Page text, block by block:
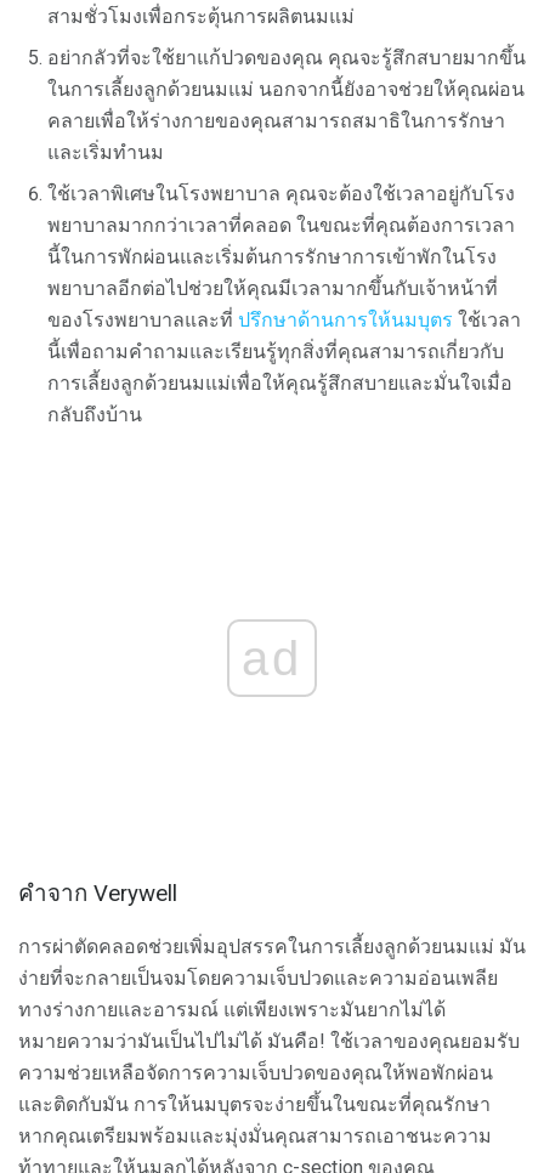
สามชั่วโมงเพื่อกระตุ้นการผลิตนมแม่
อย่ากลัวที่จะใช้ยาแก้ปวดของคุณ คุณจะรู้สึกสบายมากขึ้น
ในการเลี้ยงลูกด้วยนมแม่ นอกจากนี้ยังอาจช่วยให้คุณผ่อน
คลายเพื่อให้ร่างกายของคุณสามารถสมาธิในการรักษา
และเริ่มทำนม
ใช้เวลาพิเศษในโรงพยาบาล คุณจะต้องใช้เวลาอยู่กับโรง
พยาบาลมากกว่าเวลาที่คลอด ในขณะที่คุณต้องการเวลา
นี้ในการพักผ่อนและเริ่มต้นการรักษาการเข้าพักในโรง
พยาบาลอีกต่อไปช่วยให้คุณมีเวลามากขึ้นกับเจ้าหน้าที่
ของโรงพยาบาลและที่ ปรึกษาด้านการให้นมบุตร ใช้เวลา
นี้เพื่อถามคำถามและเรียนรู้ทุกสิ่งที่คุณสามารถเกี่ยวกับ
การเลี้ยงลูกด้วยนมแม่เพื่อให้คุณรู้สึกสบายและมั่นใจเมื่อ
กลับถึงบ้าน
ad
คำจาก Verywell
การผ่าตัดคลอดช่วยเพิ่มอุปสรรคในการเลี้ยงลูกด้วยนมแม่ มัน
ง่ายที่จะกลายเป็นจมโดยความเจ็บปวดและความอ่อนเพลีย
ทางร่างกายและอารมณ์ แต่เพียงเพราะมันยากไม่ได้
หมายความว่ามันเป็นไปไม่ได้ มันคือ! ใช้เวลาของคุณยอมรับ
ความช่วยเหลือจัดการความเจ็บปวดของคุณให้พอพักผ่อน
และติดกับมัน การให้นมบุตรจะง่ายขึ้นในขณะที่คุณรักษา
หากคุณเตรียมพร้อมและมุ่งมั่นคุณสามารถเอาชนะความ
ท้าทายและให้นมลูกได้หลังจาก c-section ของคุณ